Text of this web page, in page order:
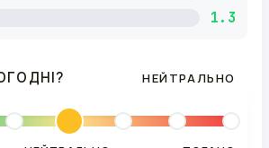
1.3
НЕЙТРАЛЬНО